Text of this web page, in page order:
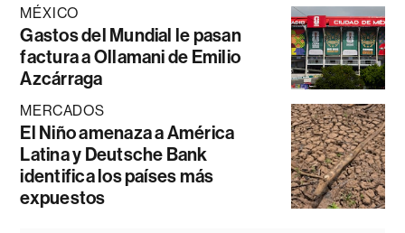
MÉXICO
Gastos del Mundial le pasan
factura a Ollamani de Emilio
Azcárraga
MERCADOS
El Niño amenaza a América
Latina y Deutsche Bank
identifica los países más
expuestos